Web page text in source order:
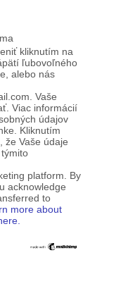
kliknutím na
ľubovoľného
alebo nás
Vaše
Viac informácií
údajov
Kliknutím
že Vaše údaje
platform. By
acknowledge
to
more about